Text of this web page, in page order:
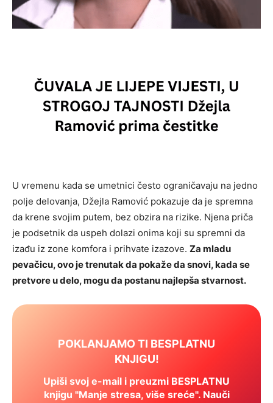
U vremenu kada se umetnici često ograničavaju na jedno
polje delovanja, Džejla Ramović pokazuje da je spremna
da krene svojim putem, bez obzira na rizike. Njena priča
je podsetnik da uspeh dolazi onima koji su spremni da
izađu iz zone komfora i prihvate izazove. Za mladu
pevačicu, ovo je trenutak da pokaže da snovi, kada se
pretvore u delo, mogu da postanu najlepša stvarnost.
POKLANJAMO TI BESPLATNU
KNJIGU!
Upiši svoj e-mail i preuzmi BESPLATNU
knjigu "Manje stresa, više sreće". Nauči